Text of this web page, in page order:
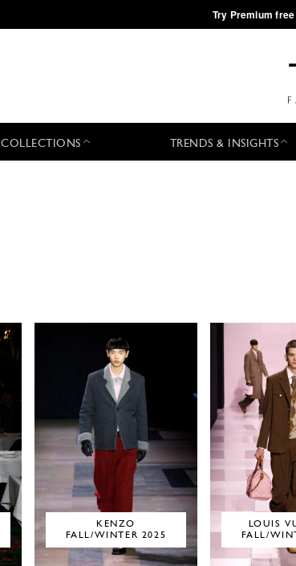
·Try Premium
COLLECTIONS TRENDS & INSIGHTS
KENZO
FALL/WINTER 2025
LOUIS
FALL/